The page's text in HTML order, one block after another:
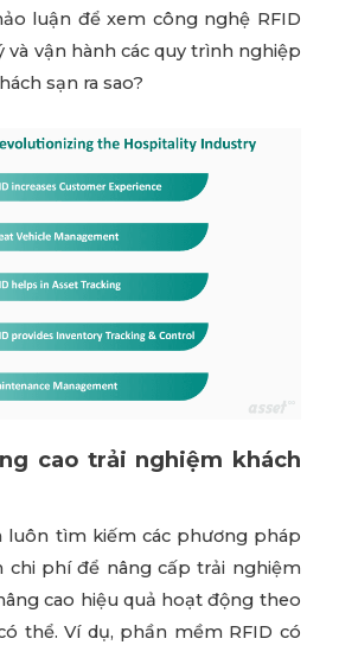
luận để xem công nghệ RFID
và vận hành các quy trình nghiệp
sạn ra sao?
cao trải nghiệm khách
luôn tìm kiếm các phương pháp
chi phí để nâng cấp trải nghiệm
cao hiệu quả hoạt động theo
thể. Ví dụ, phần mềm RFID có